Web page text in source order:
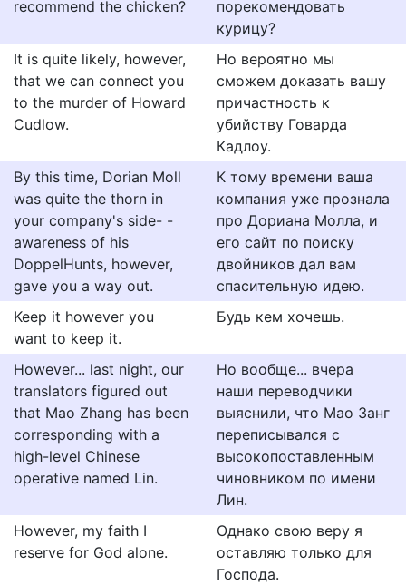
recommend the chicken?
порекомендовать
курицу?
It is quite likely, however,
that we can connect you
to the murder of Howard
Cudlow.
Но вероятно мы
сможем доказать вашу
причастность к
убийству Говарда
Кадлоу.
By this time, Dorian Moll
was quite the thorn in
your company's side- -
awareness of his
DoppelHunts, however,
gave you a way out.
К тому времени ваша
компания уже прознала
про Дориана Молла, и
его сайт по поиску
двойников дал вам
спасительную идею.
Keep it however you
want to keep it.
Будь кем хочешь.
However... last night, our
translators figured out
that Mao Zhang has been
corresponding with a
high-level Chinese
operative named Lin.
Но вообще... вчера
наши переводчики
выяснили, что Мао Занг
переписывался с
высокопоставленным
чиновником по имени
Лин.
However, my faith I
reserve for God alone.
Однако свою веру я
оставляю только для
Господа.